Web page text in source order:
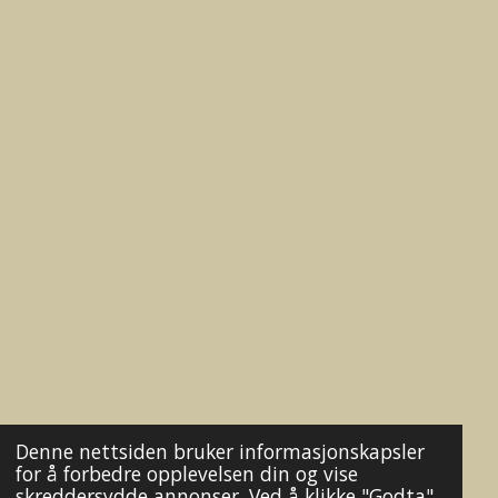
Denne nettsiden bruker informasjonskapsler
for å forbedre opplevelsen din og vise